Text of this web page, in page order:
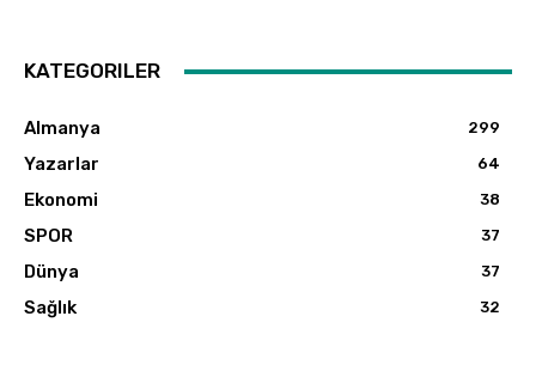
KATEGORILER
Almanya 299
Yazarlar 64
Ekonomi 38
SPOR 37
Dünya 37
Sağlık 32